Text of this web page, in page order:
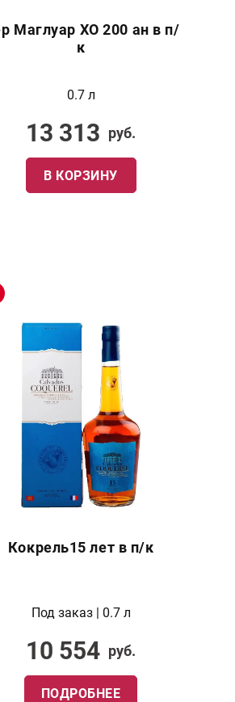
Маглуар ХО 200 ан в п/
к
0.7 л
13 313 руб.
В КОРЗИНУ
Кокрель15 лет в п/к
Под заказ | 0.7 л
10 554 руб.
ПОДРОБНЕЕ